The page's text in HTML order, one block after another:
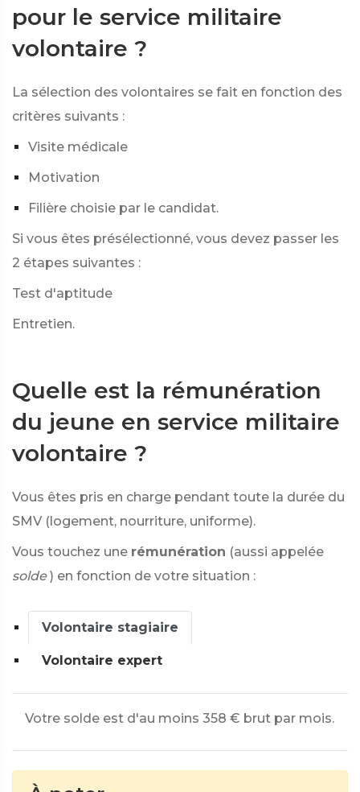
pour le service militaire
volontaire ?
La sélection des volontaires se fait en fonction des
critères suivants :
Visite médicale
Motivation
Filière choisie par le candidat.
Si vous êtes présélectionné, vous devez passer les
2 étapes suivantes :
Test d'aptitude
Entretien.
Quelle est la rémunération
du jeune en service militaire
volontaire ?
Vous êtes pris en charge pendant toute la durée du
SMV (logement, nourriture, uniforme).
Vous touchez une rémunération (aussi appelée
solde ) en fonction de votre situation :
Volontaire stagiaire
Volontaire expert
Votre solde est d'au moins 358 € brut par mois.